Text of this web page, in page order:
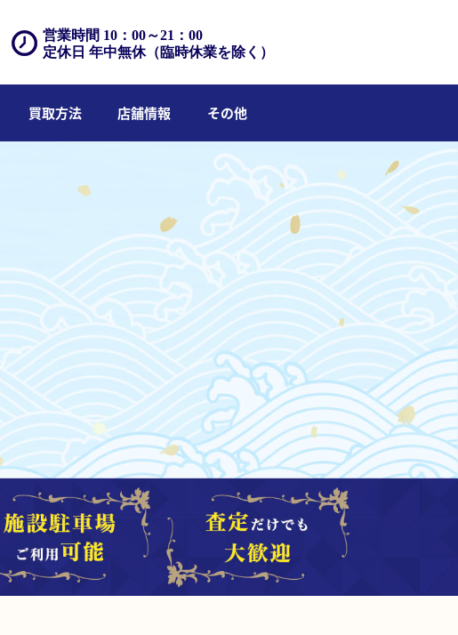
営業時間 10：00～21：00
定休日 年中無休（臨時休業を除く）
買取方法 店舗情報 その他